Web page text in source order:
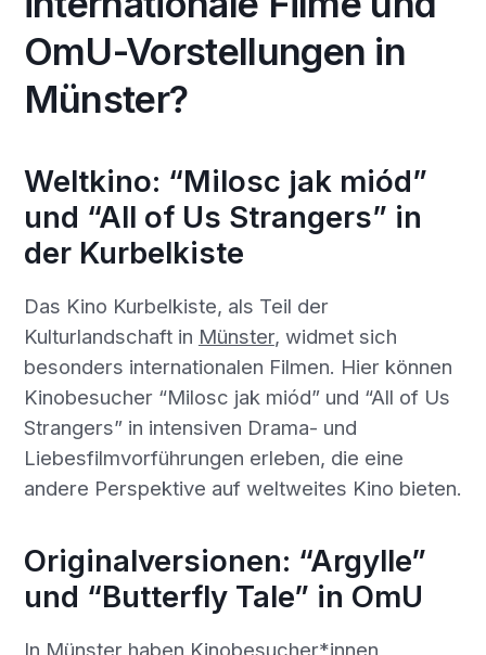
OmU-Vorstellungen in
Münster?
Weltkino: “Milosc jak miód”
und “All of Us Strangers” in
der Kurbelkiste
Das Kino Kurbelkiste, als Teil der
Kulturlandschaft in Münster, widmet sich
besonders internationalen Filmen. Hier können
Kinobesucher “Milosc jak miód” und “All of Us
Strangers” in intensiven Drama- und
Liebesfilmvorführungen erleben, die eine
andere Perspektive auf weltweites Kino bieten.
Originalversionen: “Argylle”
und “Butterfly Tale” in OmU
In Münsterhaben Kinobesucher*innen